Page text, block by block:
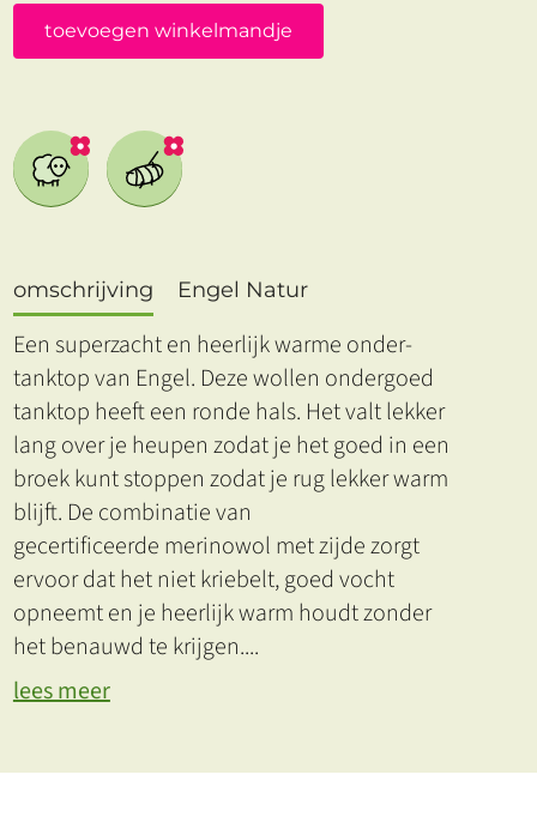
toevoegen winkelmandje
omschrijving Engel Natur
Een superzacht en heerlijk warme onder-
tanktop van Engel. Deze wollen ondergoed
tanktop heeft een ronde hals. Het valt lekker
lang over je heupen zodat je het goed in een
broek kunt stoppen zodat je rug lekker warm
blijft. De combinatie van
gecertificeerde merinowol met zijde zorgt
ervoor dat het niet kriebelt, goed vocht
opneemt en je heerlijk warm houdt zonder
het benauwd te krijgen....
lees meer